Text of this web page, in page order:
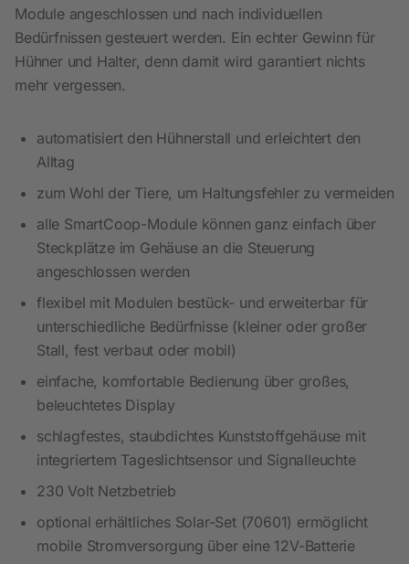
Module angeschlossen und nach individuellen
Bedürfnissen gesteuert werden. Ein echter Gewinn für
Hühner und Halter, denn damit wird garantiert nichts
mehr vergessen.
automatisiert den Hühnerstall und erleichtert den
Alltag
zum Wohl der Tiere, um Haltungsfehler zu vermeiden
alle SmartCoop-Module können ganz einfach über
Steckplätze im Gehäuse an die Steuerung
angeschlossen werden
flexibel mit Modulen bestück- und erweiterbar für
unterschiedliche Bedürfnisse (kleiner oder großer
Stall, fest verbaut oder mobil)
einfache, komfortable Bedienung über großes,
beleuchtetes Display
schlagfestes, staubdichtes Kunststoffgehäuse mit
integriertem Tageslichtsensor und Signalleuchte
230 Volt Netzbetrieb
optional erhältliches Solar-Set (70601) ermöglicht
mobile Stromversorgung über eine 12V-Batterie